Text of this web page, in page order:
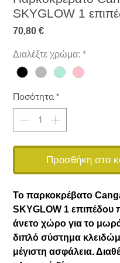
SKYGLOW 1
70,80 €Τιμή
Διαλέξτε χρώμα: *
Ποσότητα *
Προσθήκη στο
Το παρκοκρέβατο
SKYGLOW 1 επιπέδου
άνετο χώρο για το
διπλό σύστημα
μέγιστη ασφάλεια.